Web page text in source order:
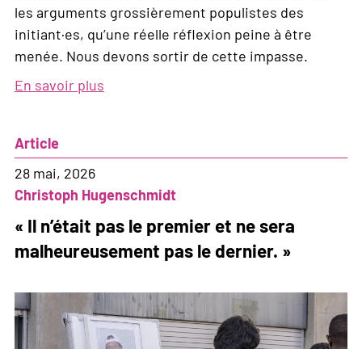
les arguments grossièrement populistes des
initiant·es, qu’une réelle réflexion peine à être
menée. Nous devons sortir de cette impasse.
En savoir plus
de
l’extrême
droite
Article
28 mai, 2026
Christoph Hugenschmidt
« Il n’était pas le premier et ne sera
malheureusement pas le dernier. »